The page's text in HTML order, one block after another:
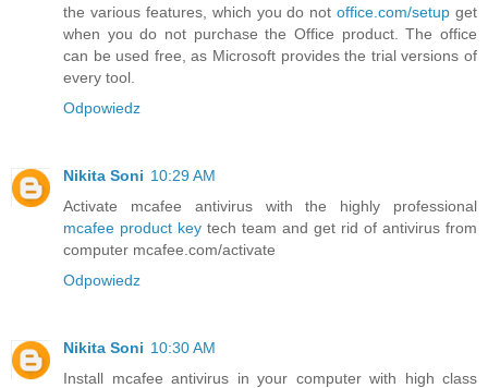
the various features, which you do notoffice.com/setup get
when you do not purchase the Office product. The office
can be used free, as Microsoft provides the trial versions of
every tool.
Odpowiedz
Nikita Soni 10:29 AM
Activate mcafee antivirus with the highly professional
mcafee product key tech team and get rid of antivirus from
computer mcafee.com/activate
Odpowiedz
Nikita Soni 10:30 AM
Install mcafee antivirus in your computer with high class